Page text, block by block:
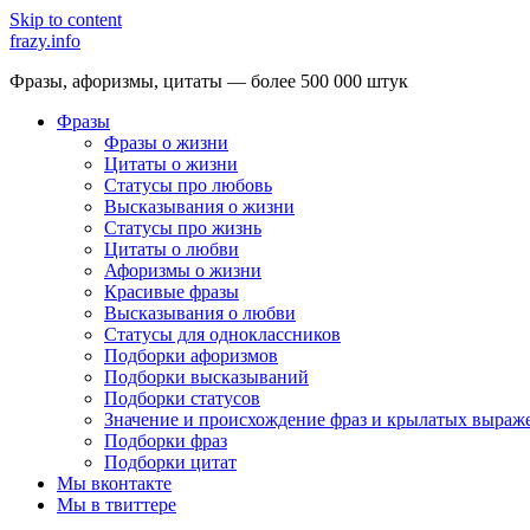
Skip to content
frazy.info
Фразы, афоризмы, цитаты — более 500 000 штук
Фразы
Фразы о жизни
Цитаты о жизни
Статусы про любовь
Высказывания о жизни
Статусы про жизнь
Цитаты о любви
Афоризмы о жизни
Красивые фразы
Высказывания о любви
Статусы для одноклассников
Подборки афоризмов
Подборки высказываний
Подборки статусов
Значение и происхождение фраз и крылатых
Подборки фраз
Подборки цитат
Мы вконтакте
Мы в твиттере